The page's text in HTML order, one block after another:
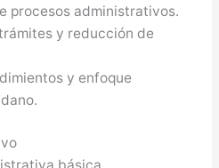
procesos administrativos.
y reducción de
y enfoque